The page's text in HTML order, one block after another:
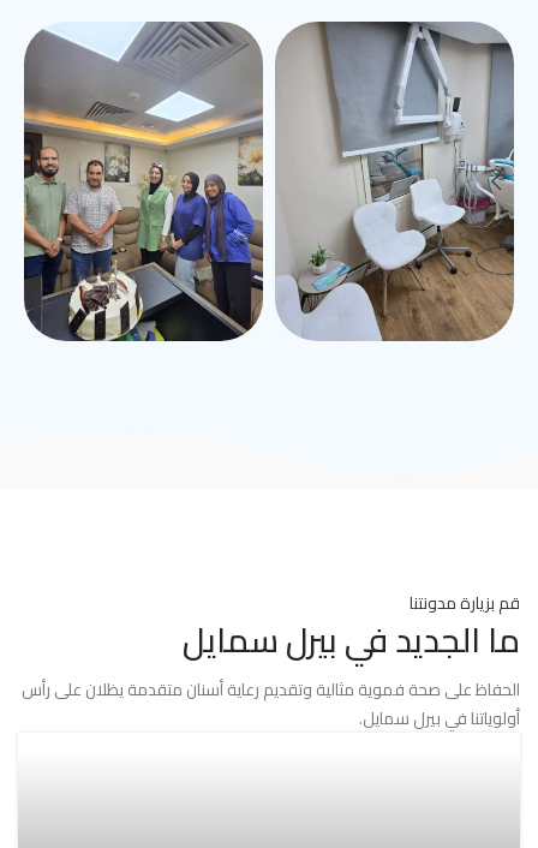
قم بزيارة مدونتنا
ما الجديد في بيرل سمايل
الحفاظ على صحة فموية مثالية وتقديم رعاية أسنان متقدمة يظلان على رأس
أولوياتنا في بيرل سمايل.